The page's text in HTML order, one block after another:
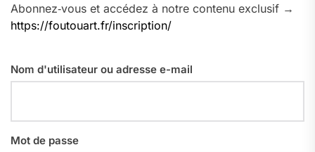
Abonnez‑vous et accédez à notre contenu exclusif →
https://foutouart.fr/inscription/
Nom d'utilisateur ou adresse e-mail
Mot de passe